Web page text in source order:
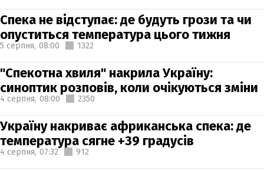
Спека не відступає: де будуть грози та чи
опуститься температура цього тижня
5 серпня, 08:00 1322
"Спекотна хвиля" накрила Україну:
синоптик розповів, коли очікуються зміни
4 серпня, 08:00 2350
Україну накриває африканська спека: де
температура сягне +39 градусів
4 серпня, 07:32 912